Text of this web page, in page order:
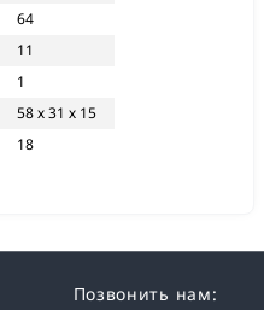
64
11
1
58 х 31 х 15
18
Позвонить нам: